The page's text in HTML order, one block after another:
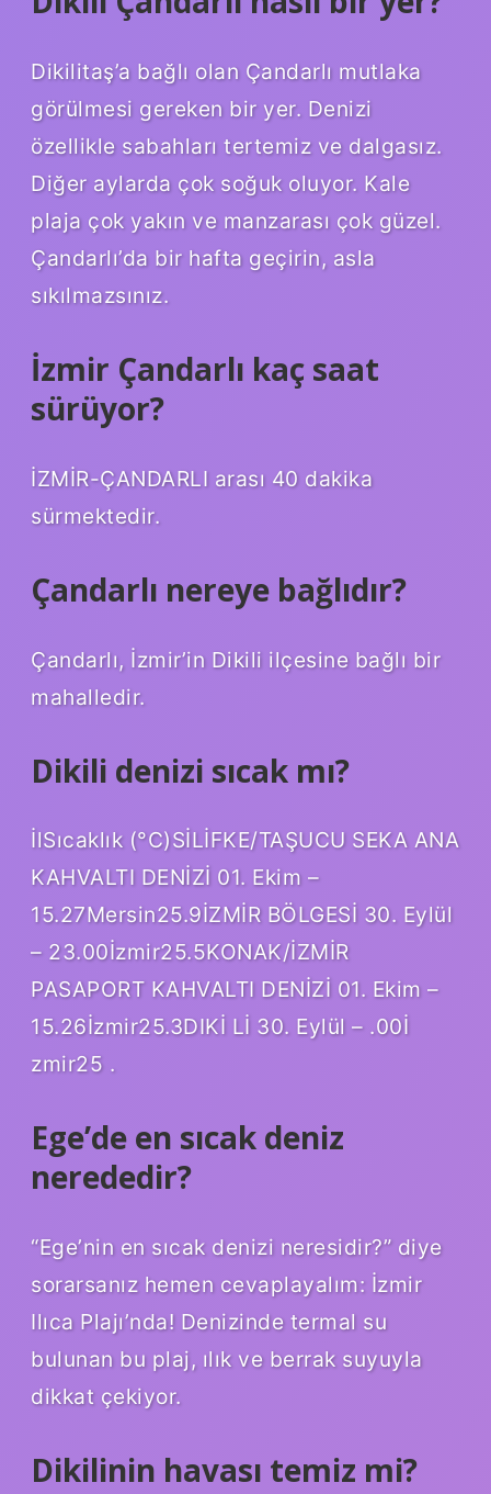
Dikilitaş’a bağlı olan Çandarlı mutlaka
görülmesi gereken bir yer. Denizi
özellikle sabahları tertemiz ve dalgasız.
Diğer aylarda çok soğuk oluyor. Kale
plaja çok yakın ve manzarası çok güzel.
Çandarlı’da bir hafta geçirin, asla
sıkılmazsınız.
İzmir Çandarlı kaç saat
sürüyor?
İZMİR-ÇANDARLI arası 40 dakika
sürmektedir.
Çandarlı nereye bağlıdır?
Çandarlı, İzmir’in Dikili ilçesine bağlı bir
mahalledir.
Dikili denizi sıcak mı?
İlSıcaklık (°C)SİLİFKE/TAŞUCU SEKA ANA
KAHVALTI DENİZİ 01. Ekim –
15.27Mersin25.9İZMİR BÖLGESİ 30. Eylül
– 23.00İzmir25.5KONAK/İZMİR
PASAPORT KAHVALTI DENİZİ 01. Ekim –
15.26İzmir25.3DIKİ Lİ 30. Eylül – .00İ
zmir25 .
Ege’de en sıcak deniz
nerededir?
“Ege’nin en sıcak denizi neresidir?” diye
sorarsanız hemen cevaplayalım: İzmir
Ilıca Plajı’nda! Denizinde termal su
bulunan bu plaj, ılık ve berrak suyuyla
dikkat çekiyor.
Dikilinin havası temiz mi?